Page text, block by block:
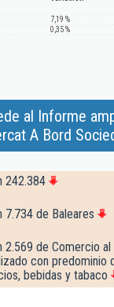
7,19 %
0,35 %
al Informe
A Bord
242.384
7.734 de Baleares
2.569 de Comercio
con predominio
bebidas y tabaco